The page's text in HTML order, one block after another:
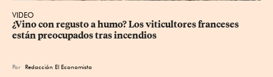
VIDEO
¿Vino con regusto a humo? Los viticultores franceses
están preocupados tras incendios
Por Redacción El Economista